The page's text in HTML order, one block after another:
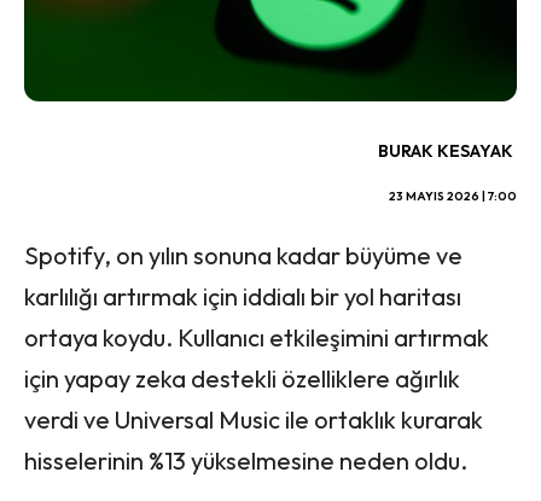
BURAK KESAYAK
23 MAYIS 2026 | 7:00
Spotify, on yılın sonuna kadar büyüme ve
karlılığı artırmak için iddialı bir yol haritası
ortaya koydu. Kullanıcı etkileşimini artırmak
için yapay zeka destekli özelliklere ağırlık
verdi ve Universal Music ile ortaklık kurarak
hisselerinin %13 yükselmesine neden oldu.